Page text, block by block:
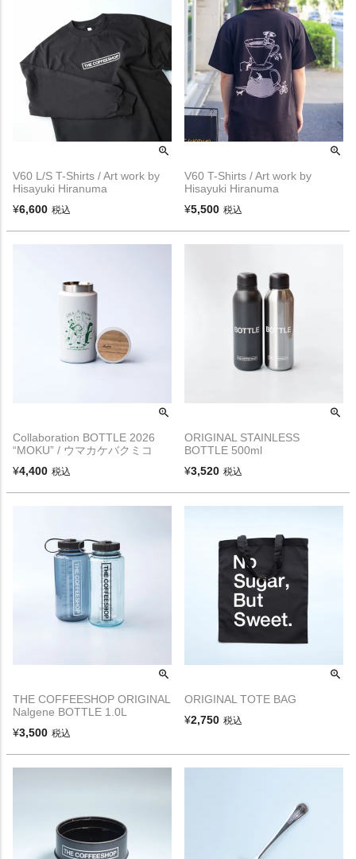
V60 L/S T-Shirts / Art work by
Hisayuki Hiranuma
¥6,600 税込
V60 T-Shirts / Art work by
Hisayuki Hiranuma
¥5,500 税込
Collaboration BOTTLE 2026
“MOKU” / ウマカケバクミコ
¥4,400 税込
ORIGINAL STAINLESS
BOTTLE 500ml
¥3,520 税込
THE COFFEESHOP ORIGINAL
Nalgene BOTTLE 1.0L
¥3,500 税込
ORIGINAL TOTE BAG
¥2,750 税込